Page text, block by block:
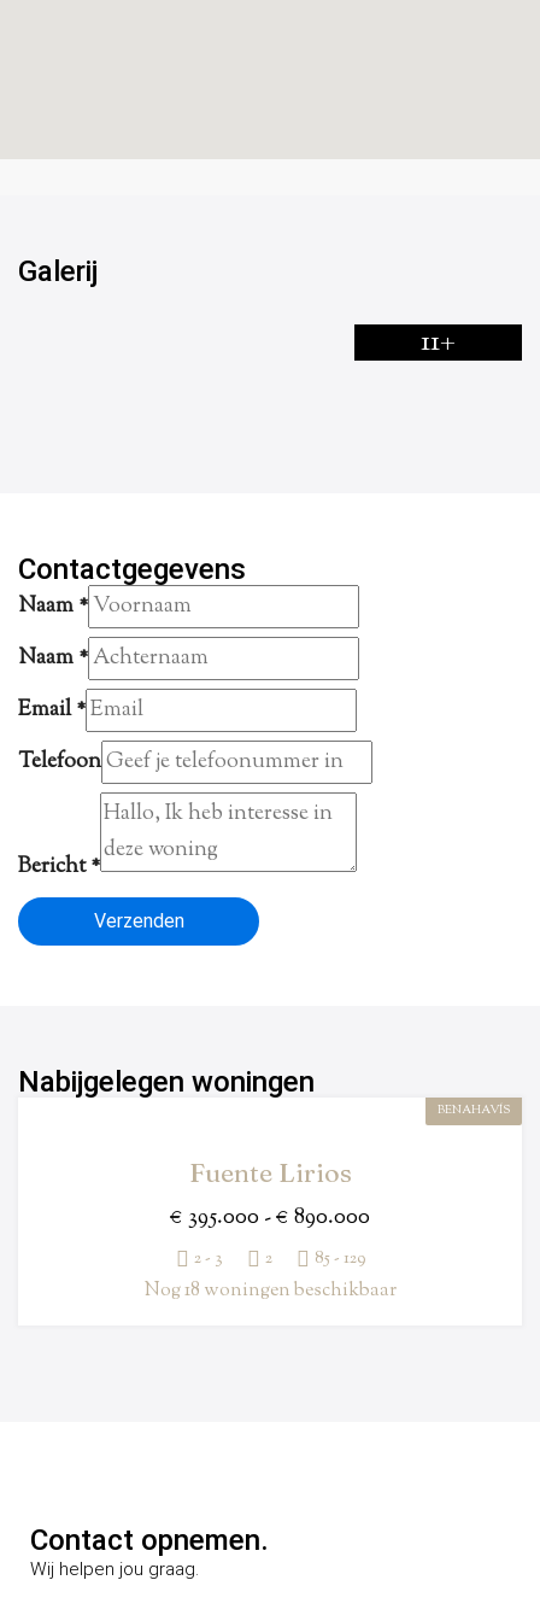
Galerij
11+
Contactgegevens
Naam*
Naam*
Email*
Telefoon
Bericht*
Verzenden
Nabijgelegen woningen
BENAHAVÍS
Fuente Lirios
€ 395.000 - € 890.000
2 - 3 2 85 - 129
Nog 18 woningen beschikbaar
Contact opnemen.
Wij helpen jou graag.